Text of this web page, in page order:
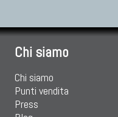
Chi siamo
Chi siamo
Punti vendita
Press